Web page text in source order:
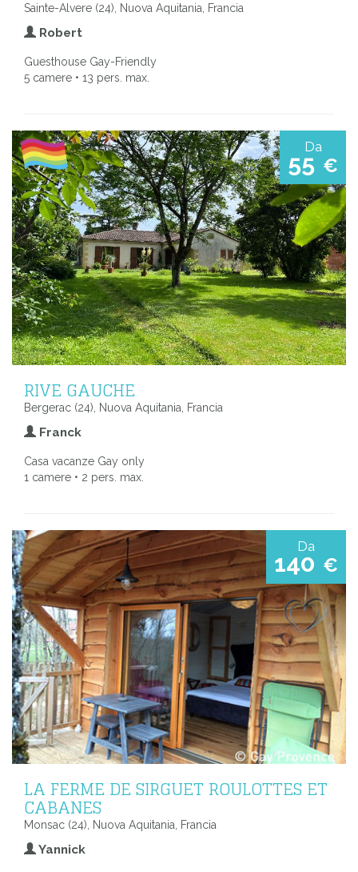
Sainte-Alvere (24), Nuova Aquitania, Francia
Robert
Guesthouse Gay-Friendly
5 camere • 13 pers. max.
Da
55 €
RIVE GAUCHE
Bergerac (24), Nuova Aquitania, Francia
Franck
Casa vacanze Gay only
1 camere • 2 pers. max.
Da
140 €
LA FERME DE SIRGUET ROULOTTES ET
CABANES
Monsac (24), Nuova Aquitania, Francia
Yannick